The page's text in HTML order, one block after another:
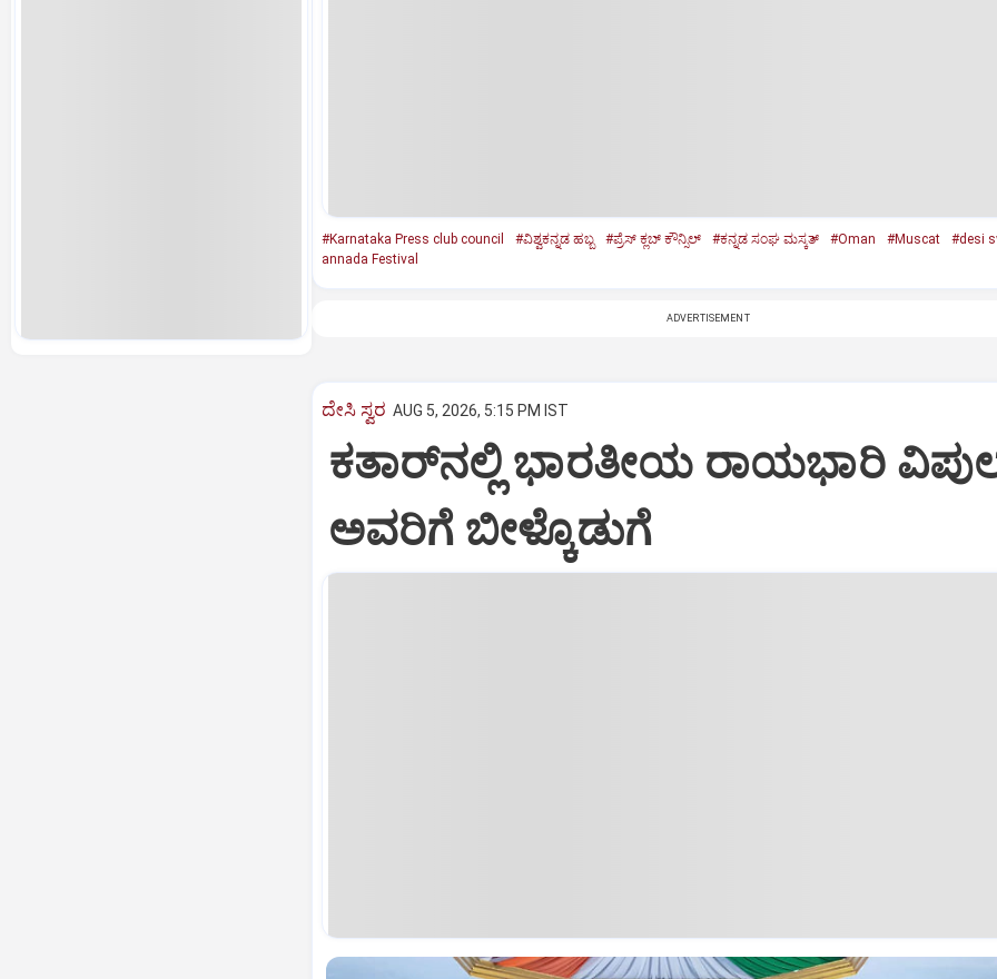
#Karnataka Press club council #ವಿಶ್ವಕನ್ನಡ ಹಬ್ಬ #ಪ್ರೆಸ್‌ ಕ್ಲಬ್‌ ಕೌನ್ಸಿಲ್‌ #ಕನ್ನಡ ಸಂಘ ಮಸ್ಕತ್ #Oman #Muscat
#desi
annada Festival
ADVERTISEMENT
ದೇಸಿ ಸ್ವರ AUG 5, 2026, 5:15 PM IST
ಕತಾರ್‌ನಲ್ಲಿ ಭಾರತೀಯ ರಾಯಭಾರಿ
ಅವರಿಗೆ ಬೀಳ್ಕೊಡುಗೆ